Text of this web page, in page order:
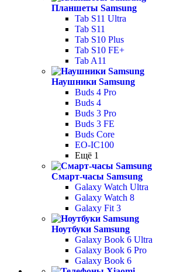
Планшеты Samsung
Tab S11 Ultra
Tab S11
Tab S10 Plus
Tab S10 FE+
Tab A11
Наушники Samsung
Buds 4 Pro
Buds 4
Buds 3 Pro
Buds 3 FE
Buds Core
EO-IC100
Ещё 1
Смарт-часы Samsung
Galaxy Watch Ultra
Galaxy Watch 8
Galaxy Fit 3
Ноутбуки Samsung
Galaxy Book 6 Ultra
Galaxy Book 6 Pro
Galaxy Book 6